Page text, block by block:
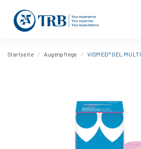
Startseite Augenpflege VISMED® GEL MULTI